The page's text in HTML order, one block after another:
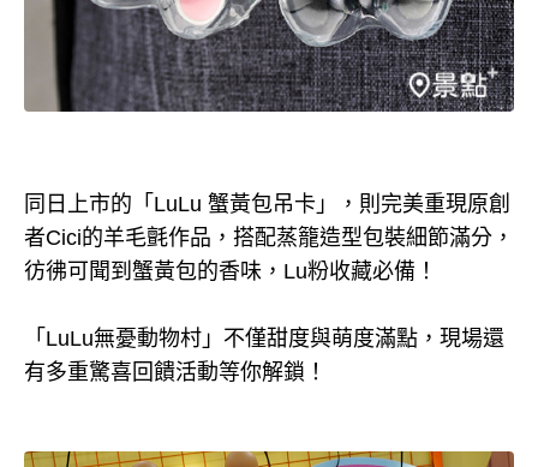
同日上市的「LuLu 蟹黃包吊卡」，則完美重現原創
者Cici的羊毛氈作品，搭配蒸籠造型包裝細節滿分，
彷彿可聞到蟹黃包的香味，Lu粉收藏必備！
「LuLu無憂動物村」不僅甜度與萌度滿點，現場還
有多重驚喜回饋活動等你解鎖！